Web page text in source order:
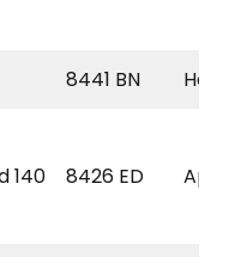
8441 BN
140 8426 ED